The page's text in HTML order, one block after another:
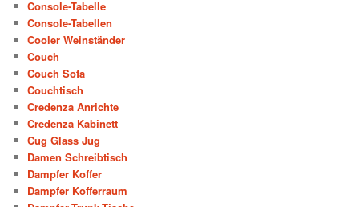
Console-Tabelle
Console-Tabellen
Cooler Weinständer
Couch
Couch Sofa
Couchtisch
Credenza Anrichte
Credenza Kabinett
Cug Glass Jug
Damen Schreibtisch
Dampfer Koffer
Dampfer Kofferraum